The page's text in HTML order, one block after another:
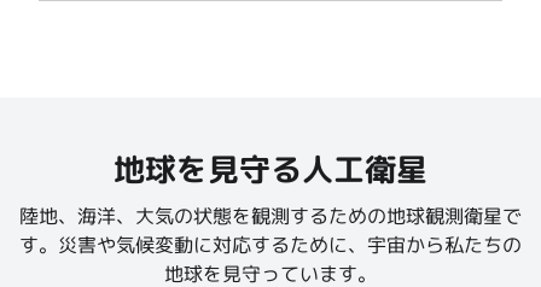
地球を見守る人工衛星
陸地、海洋、大気の状態を観測するための地球観測衛星で
す。災害や気候変動に対応するために、宇宙から私たちの
地球を見守っています。